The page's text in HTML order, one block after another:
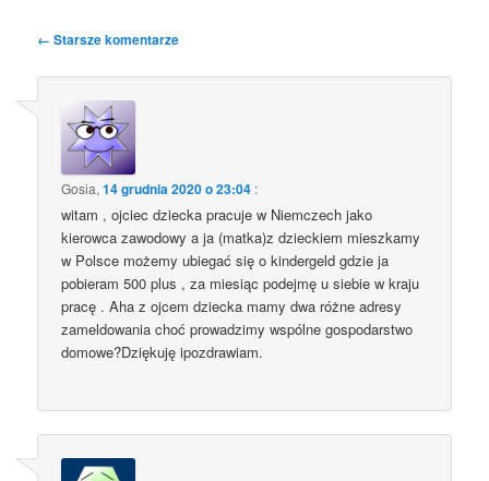
Nawigacja
komentarzach
← Starsze komentarze
Gosia,14 grudnia 2020 o 23:04 :
witam , ojciec dziecka pracuje w Niemczech jako
kierowca zawodowy a ja (matka)z dzieckiem mieszkamy
w Polsce możemy ubiegać się o kindergeld gdzie ja
pobieram 500 plus , za miesiąc podejmę u siebie w kraju
pracę . Aha z ojcem dziecka mamy dwa różne adresy
zameldowania choć prowadzimy wspólne gospodarstwo
domowe?Dziękuję ipozdrawiam.